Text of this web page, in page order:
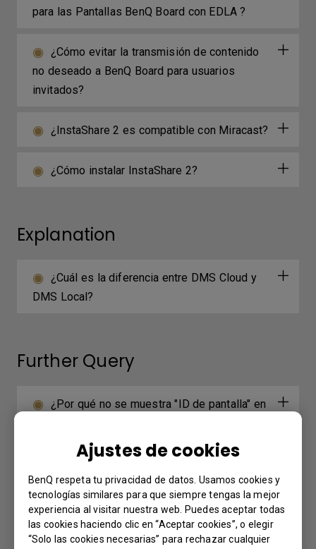
Ajustes de cookies
BenQ respeta tu privacidad de datos. Usamos cookies y
tecnologías similares para que siempre tengas la mejor
experiencia al visitar nuestra web. Puedes aceptar todas
las cookies haciendo clic en “Aceptar cookies”, o elegir
“Solo las cookies necesarias” para rechazar cualquier
para las Pantallas BenQ Board con EDLA ?
¿Cómo evitar la transmisión de contenido
no deseado a BenQ Board para usuarios
invitados?
¿InstaShare 2 es compatible con Miracast?
¿Cómo instalar InstaShare 2?
Explanation
¿Cuál es la diferencia entre DMS Cloud y
DMS Local?
Further Query
¿Por qué no se muestra "ID de pantalla" en
¿Por qué pasa a pantalla completa
automáticamente cuando selecciono "2-Split
Screen" o "4-Split Screen" de InstaShare para
reproducir video de YouTube con un iPhone?